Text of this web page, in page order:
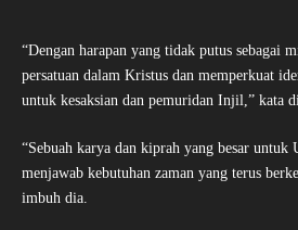
“Dengan harapan yang tidak putus sebagai
persatuan dalam Kristus dan memperkuat
untuk kesaksian dan pemuridan Injil,” kata
“Sebuah karya dan kiprah yang besar untuk
menjawab kebutuhan zaman yang terus
imbuh dia.